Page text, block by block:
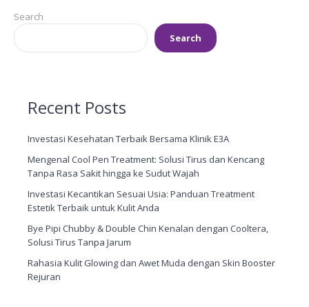
Search
Search
Recent Posts
Investasi Kesehatan Terbaik Bersama Klinik E3A
Mengenal Cool Pen Treatment: Solusi Tirus dan Kencang
Tanpa Rasa Sakit hingga ke Sudut Wajah
Investasi Kecantikan Sesuai Usia: Panduan Treatment
Estetik Terbaik untuk Kulit Anda
Bye Pipi Chubby & Double Chin Kenalan dengan Cooltera,
Solusi Tirus Tanpa Jarum
Rahasia Kulit Glowing dan Awet Muda dengan Skin Booster
Rejuran